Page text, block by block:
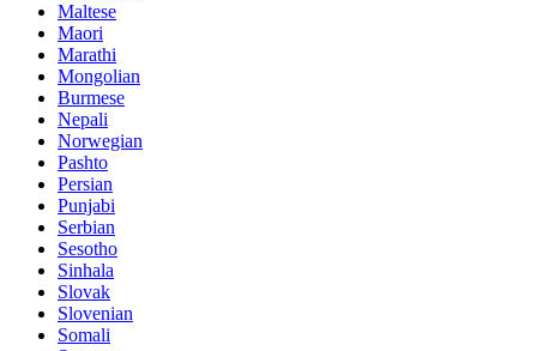
Maltese
Maori
Marathi
Mongolian
Burmese
Nepali
Norwegian
Pashto
Persian
Punjabi
Serbian
Sesotho
Sinhala
Slovak
Slovenian
Somali